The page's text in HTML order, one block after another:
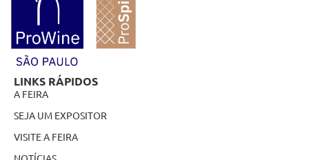
LINKS RÁPIDOS
A FEIRA
SEJA UM EXPOSITOR
VISITE A FEIRA